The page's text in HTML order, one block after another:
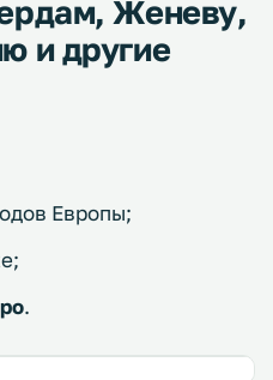
Женеву,
и другие
Европы;
.